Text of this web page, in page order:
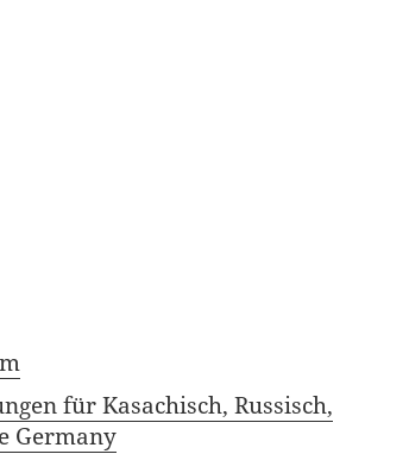
für Kasachisch, Russisch,
Germany